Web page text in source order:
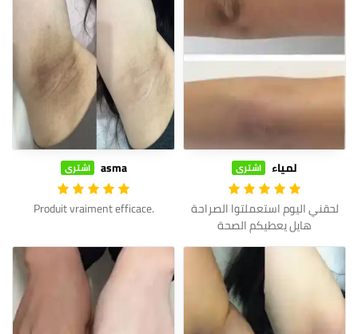
لمياء اشترى
لحقني اليوم استعملتوا الصراحة
هايل يعطيكم الصحة
asma اشترى
.Produit vraiment efficace